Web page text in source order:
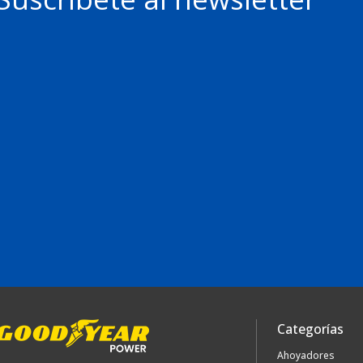
Categorías
Ahoyadores